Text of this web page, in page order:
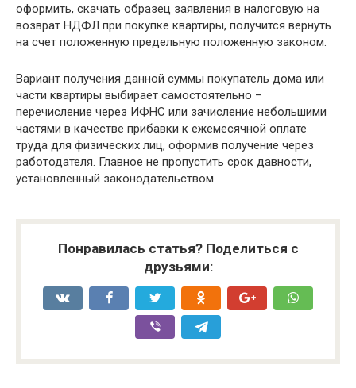
оформить, скачать образец заявления в налоговую на
возврат НДФЛ при покупке квартиры, получится вернуть
на счет положенную предельную положенную законом.
Вариант получения данной суммы покупатель дома или
части квартиры выбирает самостоятельно –
перечисление через ИФНС или зачисление небольшими
частями в качестве прибавки к ежемесячной оплате
труда для физических лиц, оформив получение через
работодателя. Главное не пропустить срок давности,
установленный законодательством.
Понравилась статья? Поделиться с
друзьями: